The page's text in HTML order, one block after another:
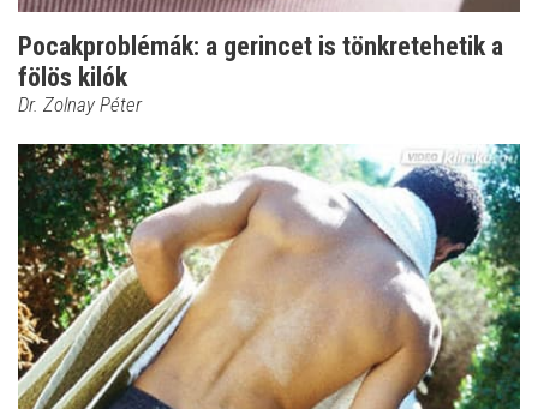
Pocakproblémák: a gerincet is tönkretehetik a
fölös kilók
Dr. Zolnay Péter